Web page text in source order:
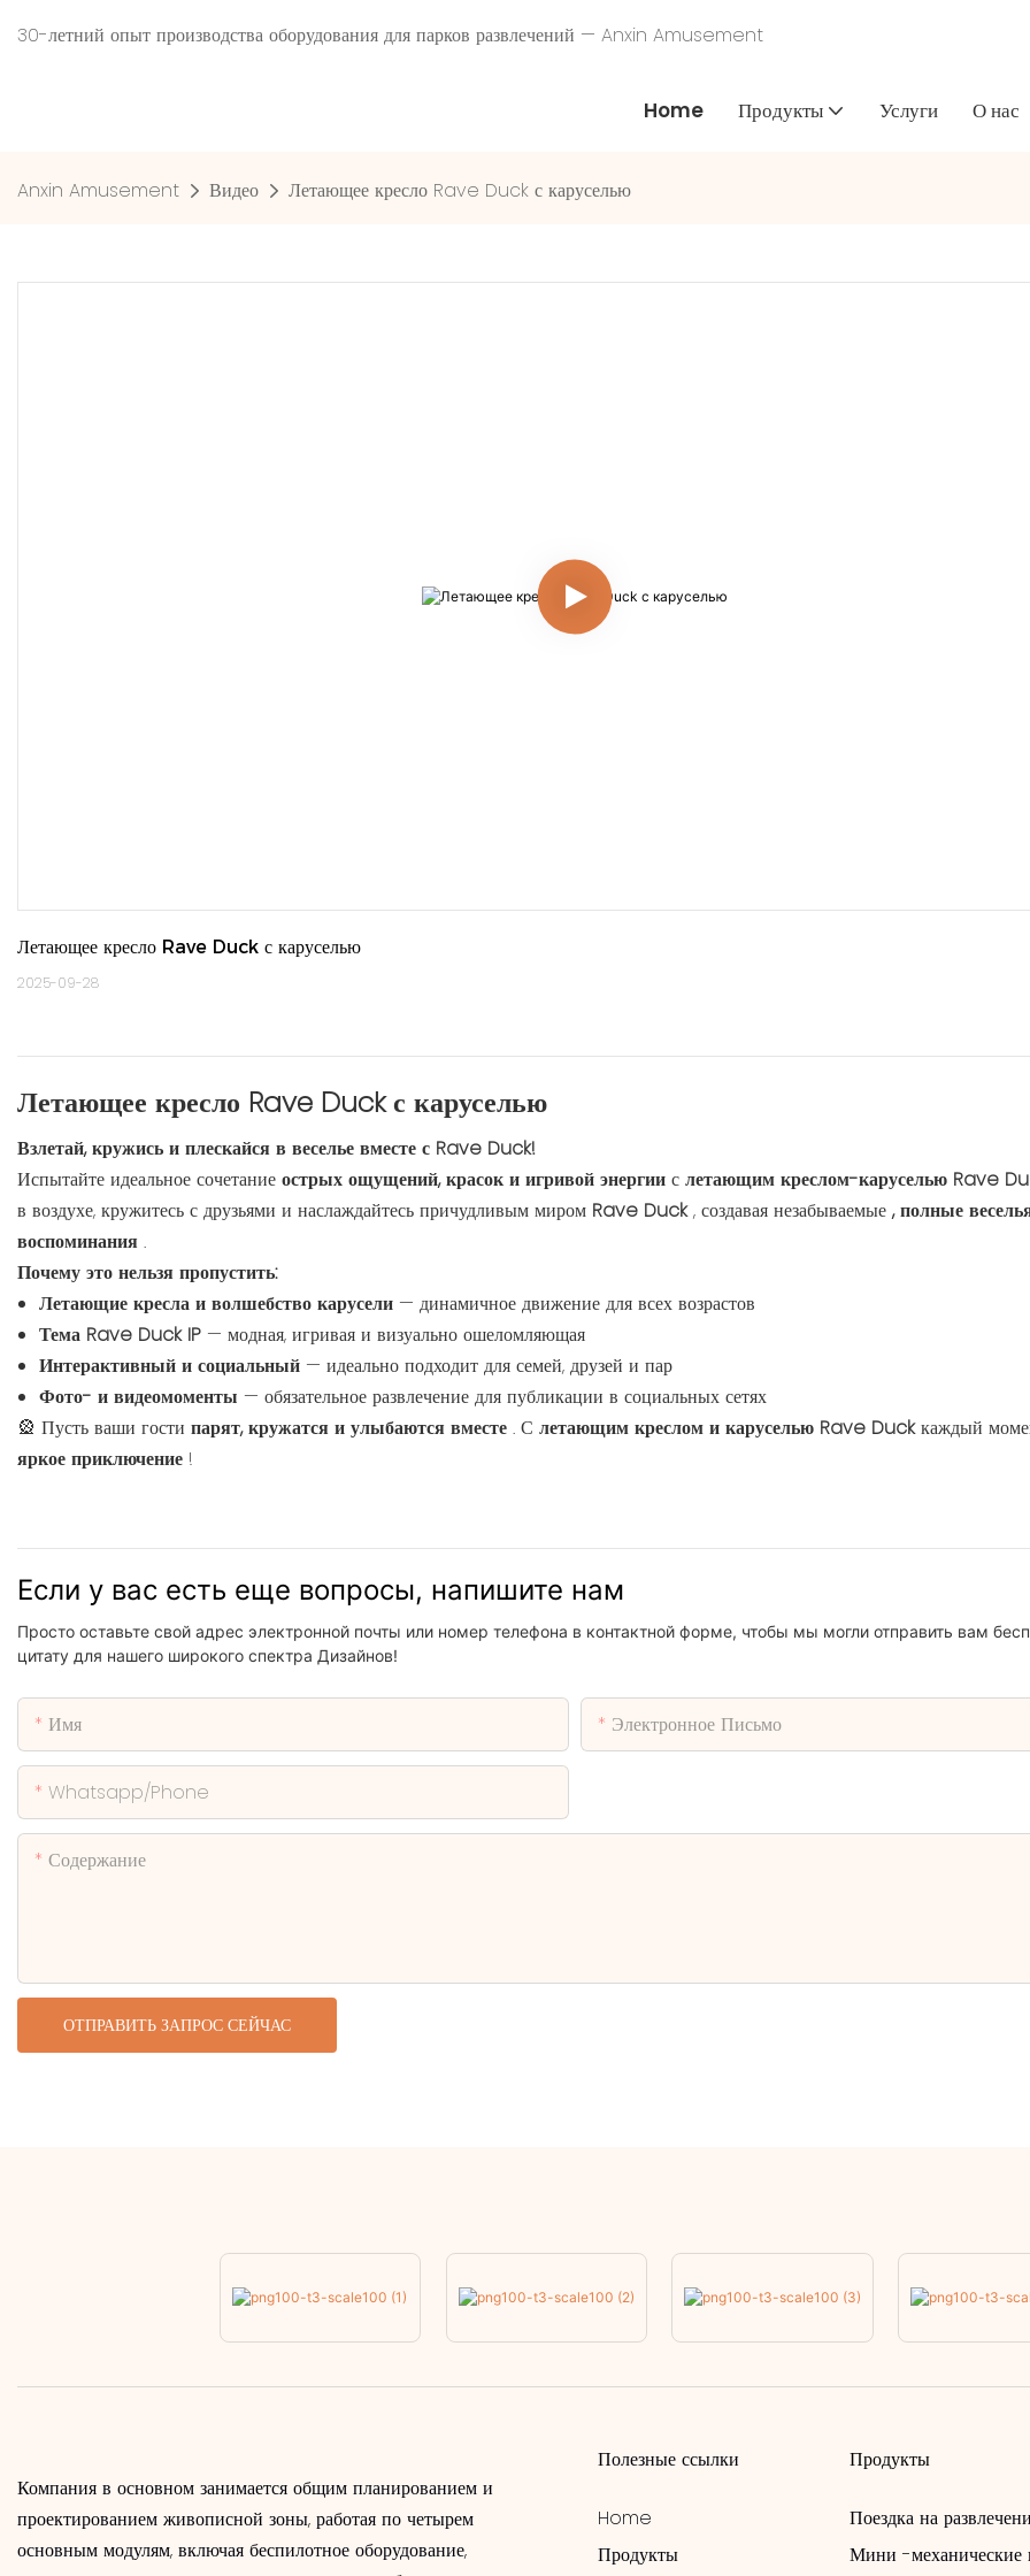
30-летний опыт производства оборудования для парков развлечений — Anxin Amusement
Home Продукты Услуги О нас
Anxin Amusement Видео Летающее кресло Rave Duck с каруселью
Летающее кресло Rave Duck с каруселью
2025-09-28
Летающее кресло Rave Duck с каруселью
Взлетай, кружись и плескайся в веселье вместе с Rave Duck!
Испытайте идеальное сочетание острых ощущений, красок и игривой энергии с летающим креслом-каруселью Rave
в воздухе, кружитесь с друзьями и наслаждайтесь причудливым миром Rave Duck, создавая незабываемые , полные
воспоминания .
Почему это нельзя пропустить:
Летающие кресла и волшебство карусели — динамичное движение для всех возрастов
Тема Rave Duck IP — модная, игривая и визуально ошеломляющая
Интерактивный и социальный — идеально подходит для семей, друзей и пар
Фото- и видеомоменты — обязательное развлечение для публикации в социальных сетях
🎡 Пусть ваши гости парят, кружатся и улыбаются вместе . С летающим креслом и каруселью Rave Duckкаждый
яркое приключение !
Если у вас есть еще вопросы, напишите нам
Просто оставьте свой адрес электронной почты или номер телефона в контактной форме, чтобы мы могли отправить вам
цитату для нашего широкого спектра Дизайнов!
Имя Электронное Письмо
Whatsapp/phone
Содержание
ОТПРАВИТЬ ЗАПРОС СЕЙЧАС
Компания в основном занимается общим планированием и
проектированием живописной зоны, работая по четырем
основным модулям, включая беспилотное оборудование,
Полезные ссылки
Home
Продукты
Продукты
Поездка на
Мини -механические